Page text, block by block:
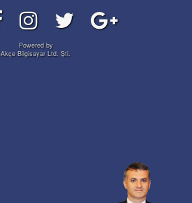
Powered by
Akçe Bilgisayar Ltd. Şti.